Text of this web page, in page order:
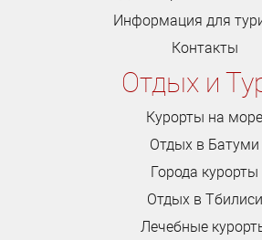
Информация для
Контакты
Отдых и
Курорты на море
Отдых в Батуми
Города курорты
Отдых в Тбилиси
Лечебные